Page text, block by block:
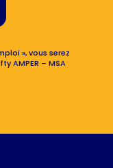
», vous serez
AMPER – MSA